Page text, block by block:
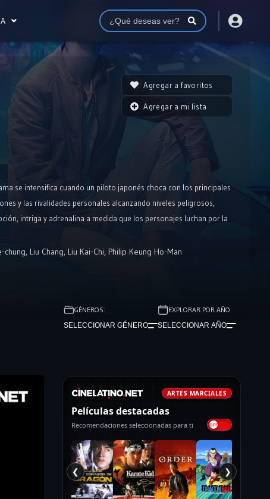
se intensifica cuando un piloto japonés choca con los principales
y las rivalidades personales alcanzando niveles peligrosos,
intriga y adrenalina a medida que los personajes luchan por la
chung, Liu Chang, Liu Kai-Chi, Philip Keung Ho-Man
Agregar a favoritos
Agregar a mi lista
GÉNEROS:
SELECCIONAR GÉNERO
EXPLORAR POR AÑO:
SELECCIONAR AÑO
ARTES MARCIALES
Películas destacadas
Recomendaciones seleccionadas para ti
❮ ❯